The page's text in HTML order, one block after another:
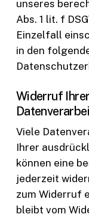
unseres
Abs. 1 lit. f
Einzelfall
in den
Widerruf
Viele
Ihrer
können eine
jederzeit
zum Widerruf
bleibt vom